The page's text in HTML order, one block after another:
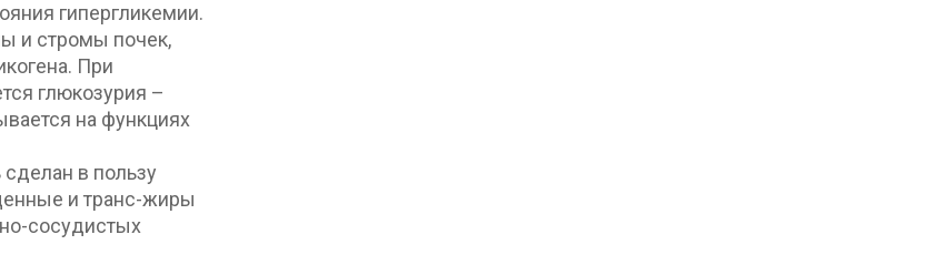
гипергликемии.
и стромы почек,
При
глюкозурия –
на функциях
в пользу
и транс-жиры
сосудистых